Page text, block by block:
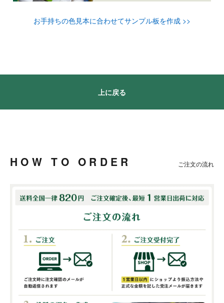
お手持ちの色見本に合わせてサンプル板を作成 >>
上に戻る
HOW TO ORDER ご注文の流れ